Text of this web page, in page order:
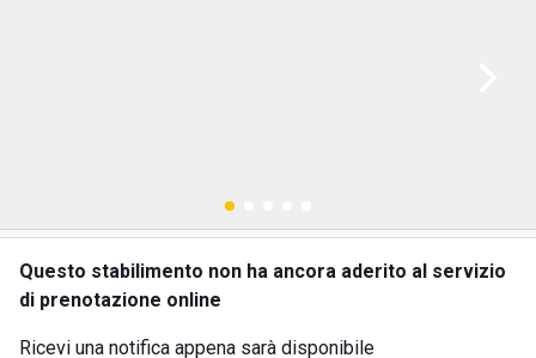
Questo stabilimento non ha ancora aderito al servizio
di prenotazione online
Ricevi una notifica appena sarà disponibile